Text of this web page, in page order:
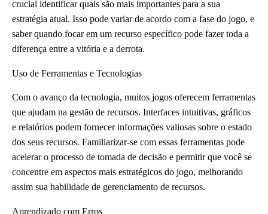
crucial identificar quais são mais importantes para a sua
estratégia atual. Isso pode variar de acordo com a fase do jogo, e
saber quando focar em um recurso específico pode fazer toda a
diferença entre a vitória e a derrota.
Uso de Ferramentas e Tecnologias
Com o avanço da tecnologia, muitos jogos oferecem ferramentas
que ajudam na gestão de recursos. Interfaces intuitivas, gráficos
e relatórios podem fornecer informações valiosas sobre o estado
dos seus recursos. Familiarizar-se com essas ferramentas pode
acelerar o processo de tomada de decisão e permitir que você se
concentre em aspectos mais estratégicos do jogo, melhorando
assim sua habilidade de gerenciamento de recursos.
Aprendizado com Erros